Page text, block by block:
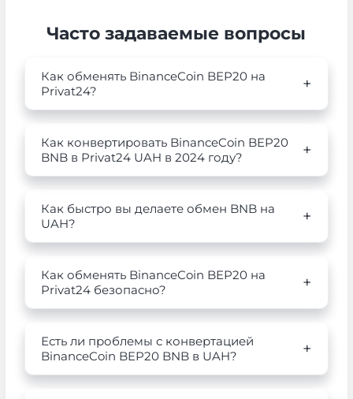
Часто задаваемые вопросы
Как обменять BinanceCoin BEP20 на
Privat24?
Как конвертировать BinanceCoin BEP20
BNB в Privat24 UAH в 2024 году?
Как быстро вы делаете обмен BNB на
UAH?
Как обменять BinanceCoin BEP20 на
Privat24 безопасно?
Есть ли проблемы с конвертацией
BinanceCoin BEP20 BNB в UAH?